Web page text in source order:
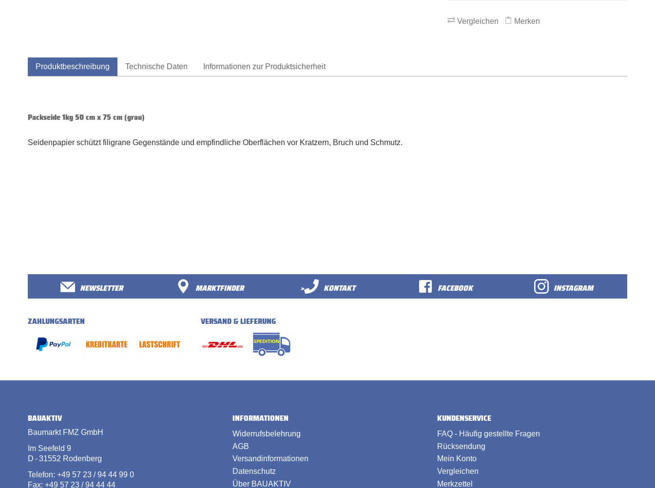
Vergleichen Merken
Produktbeschreibung Technische Daten Informationen zur Produktsicherheit
Packseide 1kg 50 cm x 75 cm (grau)
Seidenpapier schützt filigrane Gegenstände und empfindliche Oberflächen vor Kratzern, Bruch und Schmutz.
NEWSLETTER MARKTFINDER > KONTAKT FACEBOOK INSTAGRAM
ZAHLUNGSARTEN VERSAND & LIEFERUNG
BAUAKTIV
Baumarkt FMZ GmbH
Im Seefeld 9
D - 31552 Rodenberg
Telefon: +49 57 23 / 94 44 99 0
Fax: +49 57 23 / 94 44 44
INFORMATIONEN
Widerrufsbelehrung
AGB
Versandinformationen
Datenschutz
Über BAUAKTIV
KUNDENSERVICE
FAQ - Häufig gestellte Fragen
Rücksendung
Mein Konto
Vergleichen
Merkzettel